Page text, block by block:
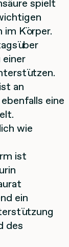
spielt
im Körper.
an
eine
wie
ist
ein
des